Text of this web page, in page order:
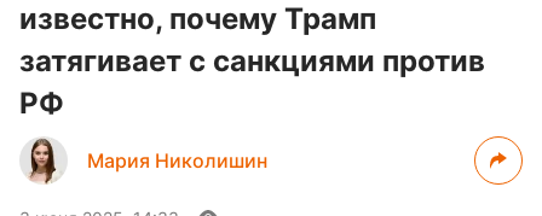
известно, почему Трамп
затягивает с санкциями против
РФ
Мария Николишин